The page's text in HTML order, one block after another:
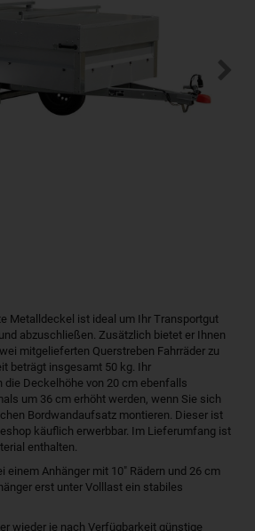
Metalldeckel ist ideal um Ihr Transportgut
abzuschließen. Zusätzlich bietet er Ihnen
mitgelieferten Querstreben Fahrräder zu
beträgt insgesamt 50 kg. Ihr
die Deckelhöhe von 20 cm ebenfalls
um 36 cm erhöht werden, wenn Sie sich
Bordwandaufsatz montieren. Dieser ist
käuflich erwerbbar. Im Lieferumfang ist
enthalten.
einem Anhänger mit 10" Rädern und 26 cm
erst unter Volllast ein stabiles
wieder je nach Verfügbarkeit günstige